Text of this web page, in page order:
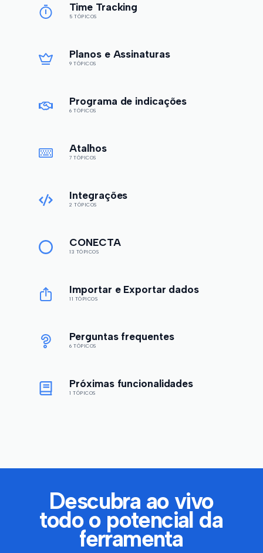
Time Tracking
5 TÓPICOS
Planos e Assinaturas
9 TÓPICOS
Programa de indicações
6 TÓPICOS
Atalhos
7 TÓPICOS
Integrações
2 TÓPICOS
CONECTA
13 TÓPICOS
Importar e Exportar dados
11 TÓPICOS
Perguntas frequentes
6 TÓPICOS
Próximas funcionalidades
1 TÓPICOS
Descubra ao vivo
todo o potencial da
ferramenta